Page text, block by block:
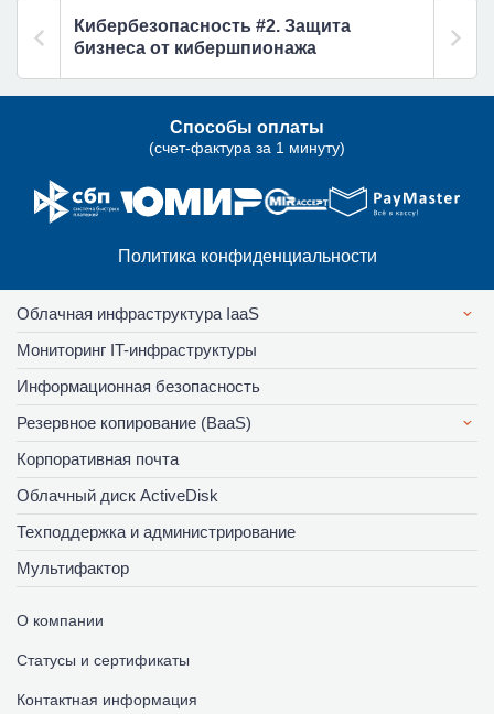
Кибербезопасность #2. Защита
бизнеса от кибершпионажа
Способы оплаты
(счет-фактура за 1 минуту)
Политика конфиденциальности
Облачная инфраструктура IaaS
Мониторинг IT-инфраструктуры
Информационная безопасность
Резервное копирование (BaaS)
Корпоративная почта
Облачный диск ActiveDisk
Техподдержка и администрирование
Мультифактор
О компании
Статусы и сертификаты
Контактная информация